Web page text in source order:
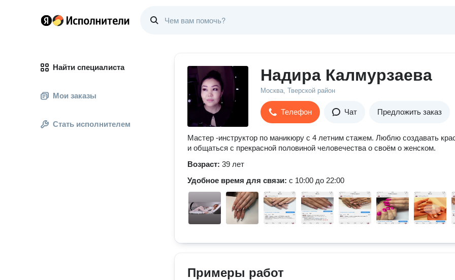
Найти специалиста
Мои заказы
Стать исполнителем
Надира Калмурзаева
Москва, Тверской район
Телефон Чат Предложить заказ
Мастер -инструктор по маникюру с 4 летним стажем. Люблю создавать
и общаться с прекрасной половиной человечества о своём о женском.
Возраст: 39 лет
Удобное время для связи: с 10:00 до 22:00
Примеры работ